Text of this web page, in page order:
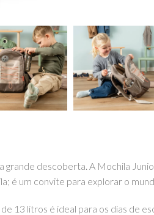
grande descoberta. A Mochila
é um convite para explorar o
13 litros é ideal para os dias